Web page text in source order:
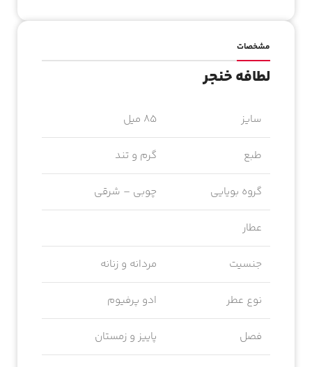
مشخصات
لطافه خنجر
سایز 85 میل
طبع گرم و تند
گروه بویایی چوبی – شرقی
عطار
جنسیت مردانه و زنانه
نوع عطر ادو پرفیوم
فصل پاییز و زمستان